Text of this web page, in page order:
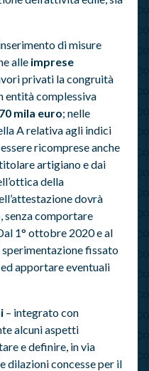
di misure
alle imprese
privati la congruità
entità complessiva
mila euro; nelle
A relativa agli indici
ricomprese anche
artigiano e dai
della
dovrà
, senza comportare
1° ottobre 2020 e al
fissato
apportare eventuali
– integrato con
alcuni aspetti
e definire, in via
dilazioni concesse per il